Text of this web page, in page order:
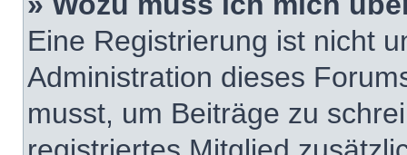
Eine Registrierung ist nicht
Administration dieses
musst, um Beiträge zu